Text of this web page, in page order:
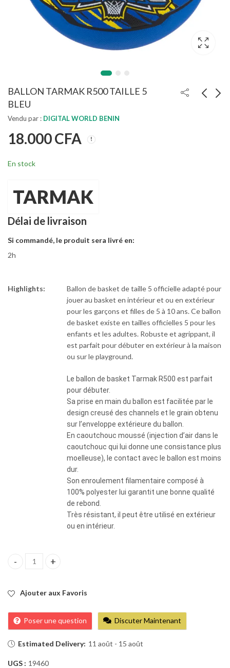
BALLON TARMAK R500 TAILLE 5
BLEU
Vendu par : DIGITAL WORLD BENIN
18.000CFA
En stock
TARMAK
Délai de livraison
Si commandé, le produit sera livré en:
2h
Highlights:
Ballon de basket de taille 5 officielle adapté pour
jouer au basket en intérieur et ou en extérieur
pour les garçons et filles de 5 à 10 ans. Ce ballon
de basket existe en tailles officielles 5 pour les
enfants et les adultes. Robuste et agrippant, il
est parfait pour débuter en extérieur à la maison
ou sur le playground.
Le ballon de basket Tarmak R500 est parfait
pour débuter.
Sa prise en main du ballon est facilitée par le
design creusé des channels et le grain obtenu
sur l’enveloppe extérieure du ballon.
En caoutchouc moussé (injection d’air dans le
caoutchouc qui lui donne une consistance plus
moelleuse), le contact avec le ballon est moins
dur.
Son enroulement filamentaire composé à
100% polyester lui garantit une bonne qualité
de rebond.
Très résistant, il peut être utilisé en extérieur
ou en intérieur.
BALLON TARMAK R500 TAILLE 5 BLEU quantity
Ajouter aux Favoris
Poser une question Discuter Maintenant
Estimated Delivery: 11 août - 15 août
UGS : 19460